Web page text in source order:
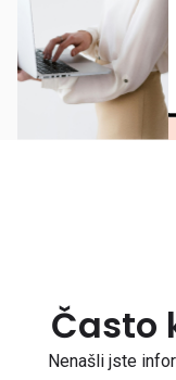
Často
Nenašli jste